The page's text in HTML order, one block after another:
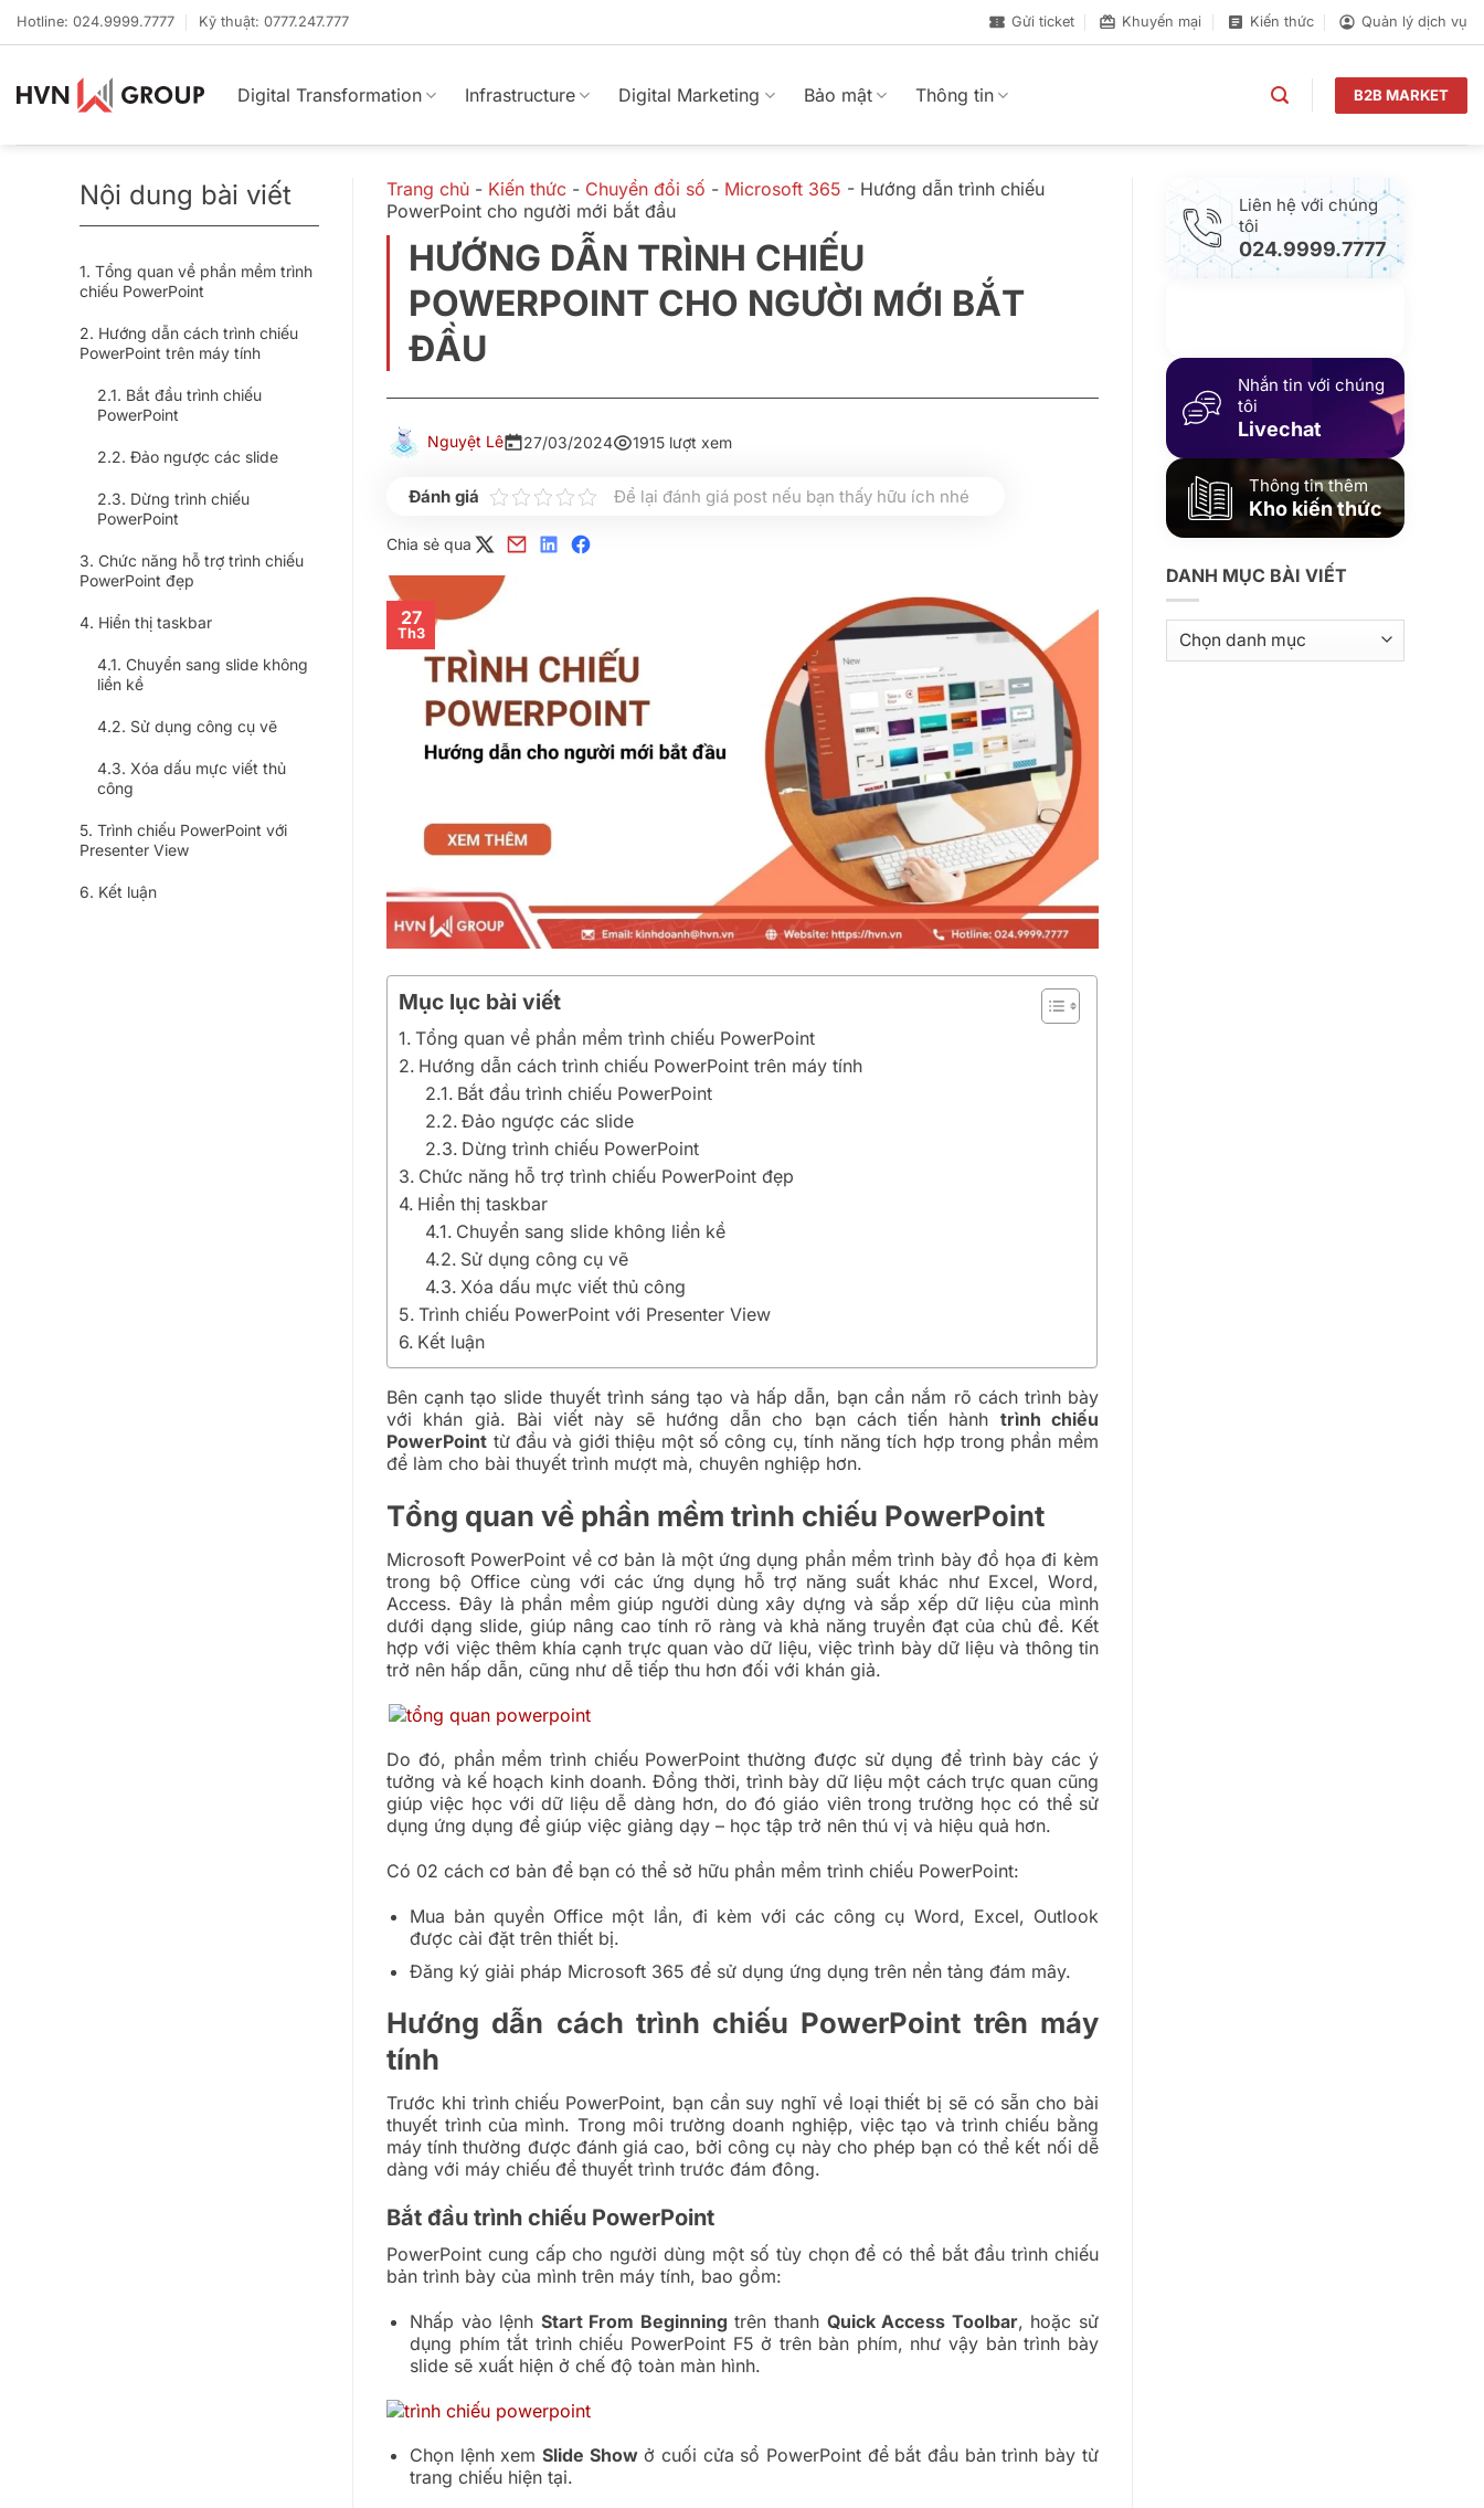
Bỏ
quaHotline: 024.9999.7777 Kỹ thuật: 0777.247.777 Gửi ticket Khuyến mại Kiến thức Quản lý dịch vụ
Digital Transformation Infrastructure Digital Marketing Bảo mật Thông tin B2B MARKET
Nội dung bài viết
Tổng quan về phần mềm trình
chiếu PowerPoint
Hướng dẫn cách trình chiếu
PowerPoint trên máy tính
Bắt đầu trình chiếu
PowerPoint
Đảo ngược các slide
Dừng trình chiếu
PowerPoint
Chức năng hỗ trợ trình chiếu
PowerPoint đẹp
Hiển thị taskbar
Chuyển sang slide không
liền kề
Sử dụng công cụ vẽ
Xóa dấu mực viết thủ
công
Trình chiếu PowerPoint với
Presenter View
Kết luận
Trang chủ - Kiến thức - Chuyển đổi số - Microsoft 365 - Hướng dẫn trình chiếu
PowerPoint cho người mới bắt đầu
HƯỚNG DẪN TRÌNH CHIẾU
POWERPOINT CHO NGƯỜI MỚI BẮT
ĐẦU
Nguyệt Lê 27/03/2024 1915 lượt xem
Để lại đánh giá post nếu bạn thấy hữu ích nhé
Chia sẻ qua
27
Th3
Mục lục bài viết
Tổng quan về phần mềm trình chiếu PowerPoint
Hướng dẫn cách trình chiếu PowerPoint trên máy tính
Bắt đầu trình chiếu PowerPoint
Đảo ngược các slide
Dừng trình chiếu PowerPoint
Chức năng hỗ trợ trình chiếu PowerPoint đẹp
Hiển thị taskbar
Chuyển sang slide không liền kề
Sử dụng công cụ vẽ
Xóa dấu mực viết thủ công
Trình chiếu PowerPoint với Presenter View
Kết luận
Bên cạnh tạo slide thuyết trình sáng tạo và hấp dẫn, bạn cần nắm rõ cách trình bày
với khán giả. Bài viết này sẽ hướng dẫn cho bạn cách tiến hành trình chiếu
PowerPoint từ đầu và giới thiệu một số công cụ, tính năng tích hợp trong phần mềm
để làm cho bài thuyết trình mượt mà, chuyên nghiệp hơn.
Tổng quan về phần mềm trình chiếu PowerPoint
Microsoft PowerPoint về cơ bản là một ứng dụng phần mềm trình bày đồ họa đi kèm
trong bộ Office cùng với các ứng dụng hỗ trợ năng suất khác như Excel, Word,
Access. Đây là phần mềm giúp người dùng xây dựng và sắp xếp dữ liệu của mình
dưới dạng slide, giúp nâng cao tính rõ ràng và khả năng truyền đạt của chủ đề. Kết
hợp với việc thêm khía cạnh trực quan vào dữ liệu, việc trình bày dữ liệu và thông tin
trở nên hấp dẫn, cũng như dễ tiếp thu hơn đối với khán giả.
Do đó, phần mềm trình chiếu PowerPoint thường được sử dụng để trình bày các ý
tưởng và kế hoạch kinh doanh. Đồng thời, trình bày dữ liệu một cách trực quan cũng
giúp việc học với dữ liệu dễ dàng hơn, do đó giáo viên trong trường học có thể sử
dụng ứng dụng để giúp việc giảng dạy – học tập trở nên thú vị và hiệu quả hơn.
Có 02 cách cơ bản để bạn có thể sở hữu phần mềm trình chiếu PowerPoint:
Mua bản quyền Office một lần, đi kèm với các công cụ Word, Excel, Outlook
được cài đặt trên thiết bị.
Đăng ký giải pháp Microsoft 365 để sử dụng ứng dụng trên nền tảng đám mây.
Hướng dẫn cách trình chiếu PowerPoint trên máy
tính
Trước khi trình chiếu PowerPoint, bạn cần suy nghĩ về loại thiết bị sẽ có sẵn cho bài
thuyết trình của mình. Trong môi trường doanh nghiệp, việc tạo và trình chiếu bằng
máy tính thường được đánh giá cao, bởi công cụ này cho phép bạn có thể kết nối dễ
dàng với máy chiếu để thuyết trình trước đám đông.
Bắt đầu trình chiếu PowerPoint
PowerPoint cung cấp cho người dùng một số tùy chọn để có thể bắt đầu trình chiếu
bản trình bày của mình trên máy tính, bao gồm:
Nhấp vào lệnh Start From Beginning trên thanh Quick Access Toolbar, hoặc sử
dụng phím tắt trình chiếu PowerPoint F5 ở trên bàn phím, như vậy bản trình bày
slide sẽ xuất hiện ở chế độ toàn màn hình.
Chọn lệnh xemSlide Showở cuối cửa sổ PowerPoint để bắt đầu bản trình bày từ
trang chiếu hiện tại.
Liên hệ với chúng
tôi
024.9999.7777
Nhắn tin với chúng
tôi
Livechat
Thông tin thêm
Kho kiến thức
DANH MỤC BÀI VIẾT
mục
bài